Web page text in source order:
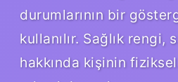
durumlarının bir
kullanılır. Sağlık rengi,
hakkında kişinin